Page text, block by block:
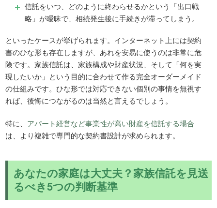
信託をいつ、どのように終わらせるかという「出口戦
略」が曖昧で、相続発生後に手続きが滞ってしまう。
といったケースが挙げられます。インターネット上には契約
書のひな形も存在しますが、あれを安易に使うのは非常に危
険です。家族信託は、家族構成や財産状況、そして「何を実
現したいか」という目的に合わせて作る完全オーダーメイド
の仕組みです。ひな形では対応できない個別の事情を無視す
れば、後悔につながるのは当然と言えるでしょう。
特に、 アパート経営など事業性が高い財産を信託する場合
は、より複雑で専門的な契約書設計が求められます。
あなたの家庭は大丈夫？家族信託を見送
るべき5つの判断基準